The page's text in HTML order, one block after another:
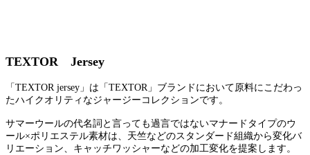
TEXTOR Jersey
「TEXTOR jersey」は「TEXTOR」ブランドにおいて原料にこだわっ
たハイクオリティなジャージーコレクションです。
サマーウールの代名詞と言っても過言ではないマナードタイプのウ
ール×ポリエステル素材は、天竺などのスタンダード組織から変化バ
リエーション、キャッチワッシャーなどの加工変化を提案します。